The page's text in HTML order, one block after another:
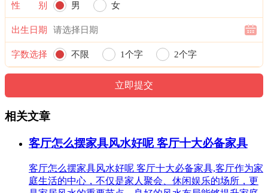
性 别 男 女
出生日期
字数选择 不限 1个字 2个字
相关文章
客厅怎么摆家具风水好呢 客厅十大必备家具
客厅怎么摆家具风水好呢 客厅十大必备家具,客厅作为家
庭生活的中心，不仅是家人聚会、休闲娱乐的场所，更